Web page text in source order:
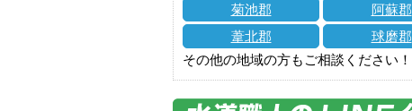
菊池郡
阿蘇郡
葦北郡
球磨郡
その他の地域の方もご相談ください！